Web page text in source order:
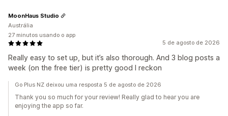
5 de agosto de 2026
Really easy to set up, but it’s also thorough. And 3 blog posts a
week (on the free tier) is pretty good I reckon
MoonHaus Studio
Austrália
27 minutos usando o app
Go Plus NZ deixou uma resposta 5 de agosto de 2026
Thank you so much for your review! Really glad to hear you are
enjoying the app so far.